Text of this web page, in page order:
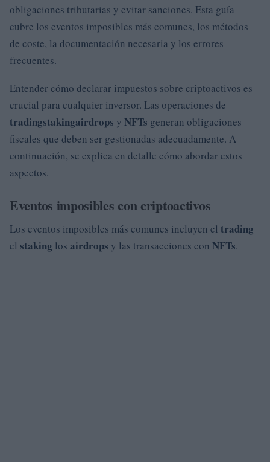
obligaciones tributarias y evitar sanciones. Esta guía
cubre los eventos imposibles más comunes, los métodos
de coste, la documentación necesaria y los errores
frecuentes.
Entender cómo declarar impuestos sobre criptoactivos es
crucial para cualquier inversor. Las operaciones de
tradingstakingairdrops y NFTs generan obligaciones
fiscales que deben ser gestionadas adecuadamente. A
continuación, se explica en detalle cómo abordar estos
aspectos.
Eventos imposibles con criptoactivos
Los eventos imposibles más comunes incluyen el trading
el staking los airdrops y las transacciones con NFTs.